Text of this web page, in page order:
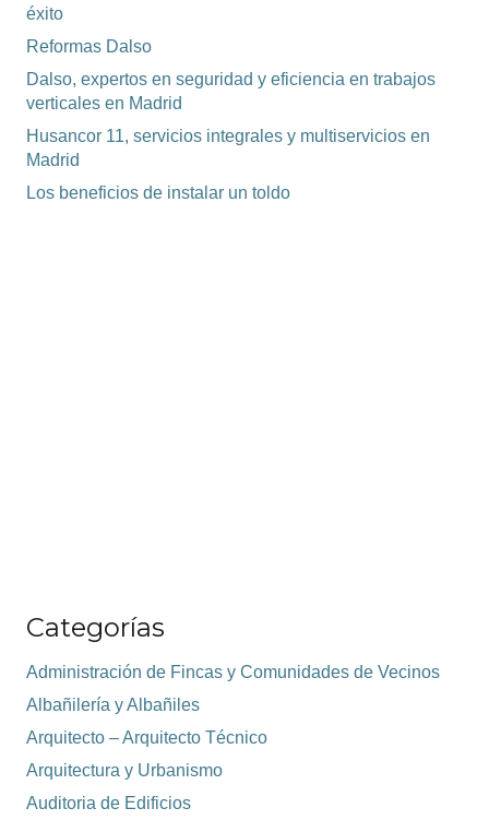
éxito
Reformas Dalso
Dalso, expertos en seguridad y eficiencia en trabajos
verticales en Madrid
Husancor 11, servicios integrales y multiservicios en
Madrid
Los beneficios de instalar un toldo
Categorías
Administración de Fincas y Comunidades de Vecinos
Albañilería y Albañiles
Arquitecto – Arquitecto Técnico
Arquitectura y Urbanismo
Auditoria de Edificios